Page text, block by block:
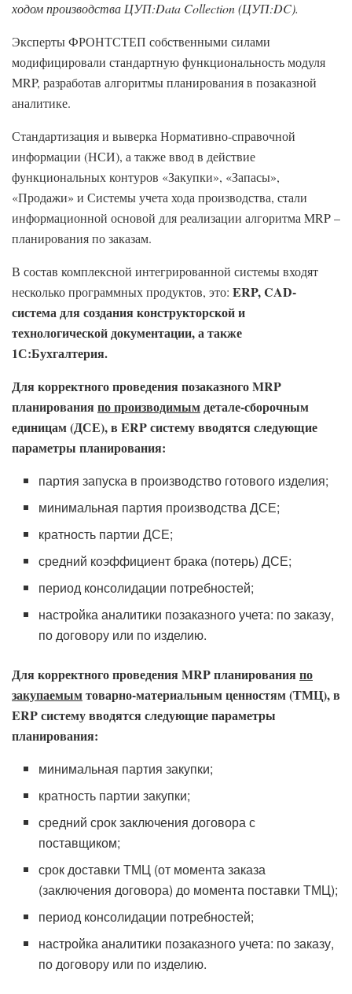
ходом производства ЦУП:Data Collection (ЦУП:DC).
Эксперты ФРОНТСТЕП собственными силами
модифицировали стандартную функциональность модуля
MRP, разработав алгоритмы планирования в позаказной
аналитике.
Стандартизация и выверка Нормативно-справочной
информации (НСИ), а также ввод в действие
функциональных контуров «Закупки», «Запасы»,
«Продажи» и Системы учета хода производства, стали
информационной основой для реализации алгоритма MRP –
планирования по заказам.
В состав комплексной интегрированной системы входят
несколько программных продуктов, это: ERP, CAD-
система для создания конструкторской и
технологической документации, а также
1С:Бухгалтерия.
Для корректного проведения позаказногоMRP
планированияпо производимымдетале-сборочным
единицам (ДСЕ), в ERPсистему вводятся следующие
параметры планирования:
партия запуска в производство готового изделия;
минимальная партия производства ДСЕ;
кратность партии ДСЕ;
средний коэффициент брака (потерь) ДСЕ;
период консолидации потребностей;
настройка аналитики позаказного учета: по заказу,
по договору или по изделию.
Для корректного проведенияMRPпланированияпо
закупаемымтоварно-материальным ценностям (ТМЦ), в
ERPсистему вводятся следующие параметры
планирования:
минимальная партия закупки;
кратность партии закупки;
средний срок заключения договора с
поставщиком;
срок доставки ТМЦ (от момента заказа
(заключения договора) до момента поставки ТМЦ);
период консолидации потребностей;
настройка аналитики позаказного учета: по заказу,
по договору или по изделию.